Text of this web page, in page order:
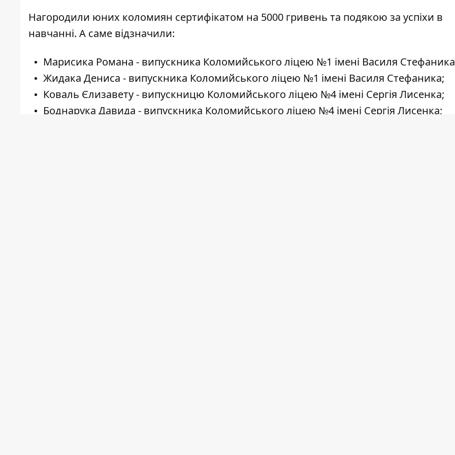
Нагородили юних коломиян сертифікатом на 5000 гривень та подякою за успіхи в
навчанні. А саме відзначили:
Марисика Романа - випускника Коломийського ліцею №1 імені Василя
Жидака Дениса - випускника Коломийського ліцею №1 імені Василя Стефаника;
Коваль Єлизавету - випускницю Коломийського ліцею №4 імені Сергія Лисенка;
Боднарука Давида - випускника Коломийського ліцею №4 імені Сергія Лисенка;